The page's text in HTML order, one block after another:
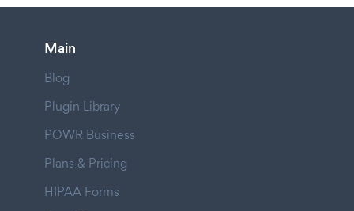
Main
Blog
Plugin Library
POWR Business
Plans & Pricing
HIPAA Forms